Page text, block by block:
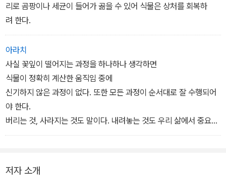
리로 곰팡이나 세균이 들어가 곪을 수 있어 식물은 상처를 회복하
려 한다.
아라치
사실 꽃잎이 떨어지는 과정을 하나하나 생각하면
식물이 정확히 계산한 움직임 중에
신기하지 않은 과정이 없다. 또한 모든 과정이 순서대로 잘 수행되어
야 한다.
버리는 것, 사라지는 것도 말이다. 내려놓는 것도 우리 삶에서 중요
한 것처럼.
이렇듯 자연의 모든 일은 사실
저자 소개